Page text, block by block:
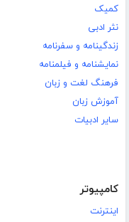
کمیک
نثر ادبی
زندگینامه و سفرنامه
نمایشنامه و فیلمنامه
فرهنگ لغت و زبان
آموزش زبان
سایر ادبیات
کامپیوتر
اینترنت